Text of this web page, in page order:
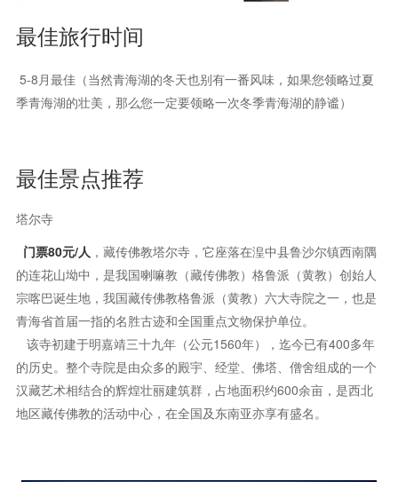
最佳旅行时间
5-8月最佳（当然青海湖的冬天也别有一番风味，如果您领略过夏
季青海湖的壮美，那么您一定要领略一次冬季青海湖的静谧）
最佳景点推荐
塔尔寺
门票80元/人 ，藏传佛教塔尔寺，它座落在湟中县鲁沙尔镇西南隅
的连花山坳中，是我国喇嘛教（藏传佛教）格鲁派（黄教）创始人
宗喀巴诞生地，我国藏传佛教格鲁派（黄教）六大寺院之一，也是
青海省首届一指的名胜古迹和全国重点文物保护单位。
该寺初建于明嘉靖三十九年（公元1560年），迄今已有400多年
的历史。整个寺院是由众多的殿宇、经堂、佛塔、僧舍组成的一个
汉藏艺术相结合的辉煌壮丽建筑群，占地面积约600余亩，是西北
地区藏传佛教的活动中心，在全国及东南亚亦享有盛名。